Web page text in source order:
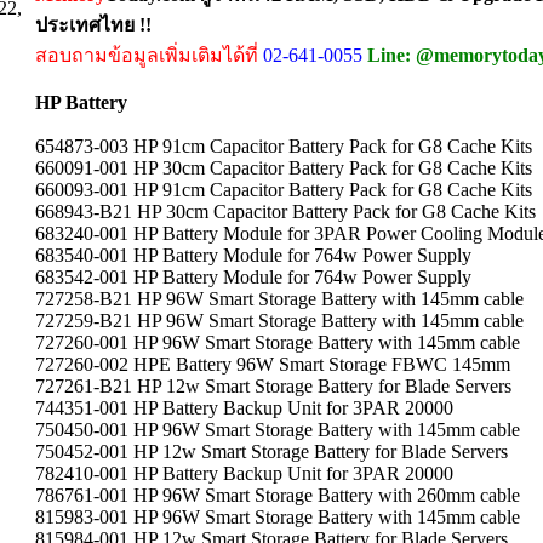
ประเทศไทย !!
สอบถามข้อมูลเพิ่มเติมได้ที่ 02-641-0055 Line:
HP Battery
654873-003 HP 91cm Capacitor Battery Pack for G8 Cache Kits
660091-001 HP 30cm Capacitor Battery Pack for G8 Cache Kits
660093-001 HP 91cm Capacitor Battery Pack for G8 Cache Kits
668943-B21 HP 30cm Capacitor Battery Pack for G8 Cache Kits
683240-001 HP Battery Module for 3PAR Power Cooling
683540-001 HP Battery Module for 764w Power Supply
683542-001 HP Battery Module for 764w Power Supply
727258-B21 HP 96W Smart Storage Battery with 145mm cable
727259-B21 HP 96W Smart Storage Battery with 145mm cable
727260-001 HP 96W Smart Storage Battery with 145mm cable
727260-002 HPE Battery 96W Smart Storage FBWC 145mm
727261-B21 HP 12w Smart Storage Battery for Blade Servers
744351-001 HP Battery Backup Unit for 3PAR 20000
750450-001 HP 96W Smart Storage Battery with 145mm cable
750452-001 HP 12w Smart Storage Battery for Blade Servers
782410-001 HP Battery Backup Unit for 3PAR 20000
786761-001 HP 96W Smart Storage Battery with 260mm cable
815983-001 HP 96W Smart Storage Battery with 145mm cable
815984-001 HP 12w Smart Storage Battery for Blade Servers